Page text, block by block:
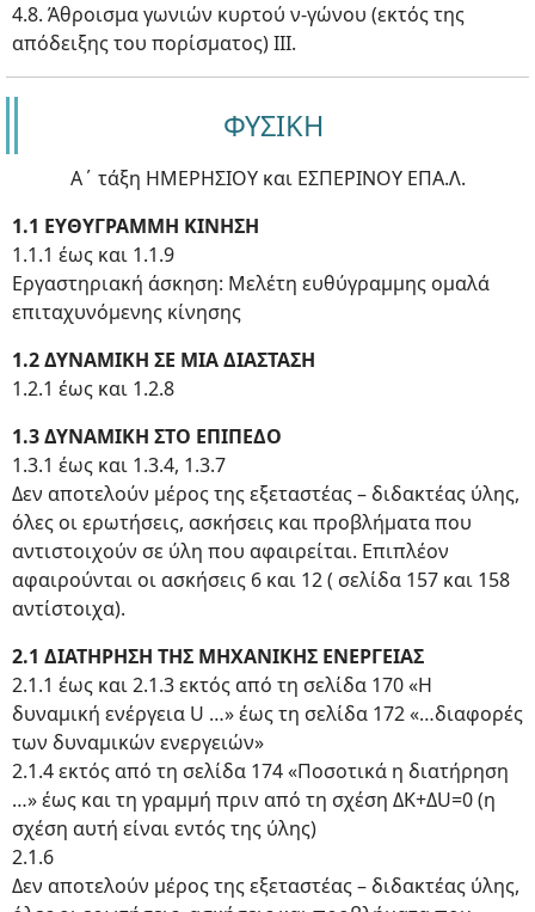
4.8. Άθροισμα γωνιών κυρτού ν-γώνου (εκτός της
απόδειξης του πορίσματος) ΙΙΙ.
ΦΥΣΙΚΗ
Α΄ τάξη ΗΜΕΡΗΣΙΟΥ και ΕΣΠΕΡΙΝΟΥ ΕΠΑ.Λ.
1.1 ΕΥΘΥΓΡΑΜΜΗ ΚΙΝΗΣΗ
1.1.1 έως και 1.1.9
Εργαστηριακή άσκηση: Μελέτη ευθύγραμμης ομαλά
επιταχυνόμενης κίνησης
1.2 ΔΥΝΑΜΙΚΗ ΣΕ ΜΙΑ ΔΙΑΣΤΑΣΗ
1.2.1 έως και 1.2.8
1.3 ΔΥΝΑΜΙΚΗ ΣΤΟ ΕΠΙΠΕΔΟ
1.3.1 έως και 1.3.4, 1.3.7
Δεν αποτελούν μέρος της εξεταστέας – διδακτέας ύλης,
όλες οι ερωτήσεις, ασκήσεις και προβλήματα που
αντιστοιχούν σε ύλη που αφαιρείται. Επιπλέον
αφαιρούνται οι ασκήσεις 6 και 12 ( σελίδα 157 και 158
αντίστοιχα).
2.1 ΔΙΑΤΗΡΗΣΗ ΤΗΣ ΜΗΧΑΝΙΚΗΣ ΕΝΕΡΓΕΙΑΣ
2.1.1 έως και 2.1.3 εκτός από τη σελίδα 170 «Η
δυναμική ενέργεια U …» έως τη σελίδα 172 «…διαφορές
των δυναμικών ενεργειών»
2.1.4 εκτός από τη σελίδα 174 «Ποσοτικά η διατήρηση
…» έως και τη γραμμή πριν από τη σχέση ΔΚ+ΔU=0 (η
σχέση αυτή είναι εντός της ύλης)
2.1.6
Δεν αποτελούν μέρος της εξεταστέας – διδακτέας ύλης,